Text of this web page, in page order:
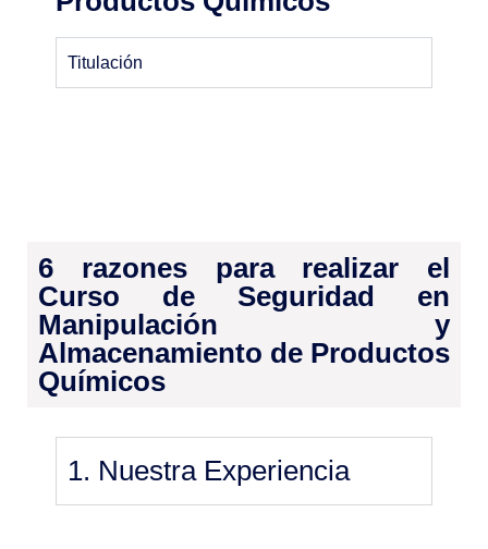
Titulación
6 razones para realizar el
Curso de Seguridad en
Manipulación y
Almacenamiento de Productos
Químicos
1. Nuestra Experiencia